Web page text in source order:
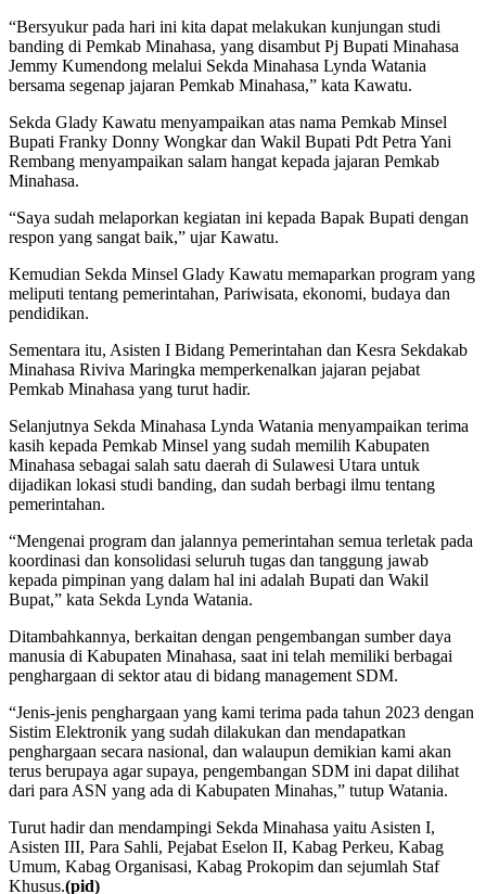
“Bersyukur pada hari ini kita dapat melakukan kunjungan studi
banding di Pemkab Minahasa, yang disambut Pj Bupati Minahasa
Jemmy Kumendong melalui Sekda Minahasa Lynda Watania
bersama segenap jajaran Pemkab Minahasa,” kata Kawatu.
Sekda Glady Kawatu menyampaikan atas nama Pemkab Minsel
Bupati Franky Donny Wongkar dan Wakil Bupati Pdt Petra Yani
Rembang menyampaikan salam hangat kepada jajaran Pemkab
Minahasa.
“Saya sudah melaporkan kegiatan ini kepada Bapak Bupati dengan
respon yang sangat baik,” ujar Kawatu.
Kemudian Sekda Minsel Glady Kawatu memaparkan program yang
meliputi tentang pemerintahan, Pariwisata, ekonomi, budaya dan
pendidikan.
Sementara itu, Asisten I Bidang Pemerintahan dan Kesra Sekdakab
Minahasa Riviva Maringka memperkenalkan jajaran pejabat
Pemkab Minahasa yang turut hadir.
Selanjutnya Sekda Minahasa Lynda Watania menyampaikan terima
kasih kepada Pemkab Minsel yang sudah memilih Kabupaten
Minahasa sebagai salah satu daerah di Sulawesi Utara untuk
dijadikan lokasi studi banding, dan sudah berbagi ilmu tentang
pemerintahan.
“Mengenai program dan jalannya pemerintahan semua terletak pada
koordinasi dan konsolidasi seluruh tugas dan tanggung jawab
kepada pimpinan yang dalam hal ini adalah Bupati dan Wakil
Bupat,” kata Sekda Lynda Watania.
Ditambahkannya, berkaitan dengan pengembangan sumber daya
manusia di Kabupaten Minahasa, saat ini telah memiliki berbagai
penghargaan di sektor atau di bidang management SDM.
“Jenis-jenis penghargaan yang kami terima pada tahun 2023 dengan
Sistim Elektronik yang sudah dilakukan dan mendapatkan
penghargaan secara nasional, dan walaupun demikian kami akan
terus berupaya agar supaya, pengembangan SDM ini dapat dilihat
dari para ASN yang ada di Kabupaten Minahas,” tutup Watania.
Turut hadir dan mendampingi Sekda Minahasa yaitu Asisten I,
Asisten III, Para Sahli, Pejabat Eselon II, Kabag Perkeu, Kabag
Umum, Kabag Organisasi, Kabag Prokopim dan sejumlah Staf
Khusus.(pid)